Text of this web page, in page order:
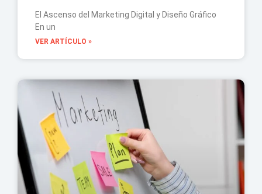
El Ascenso del Marketing Digital y Diseño Gráfico
En un
VER ARTÍCULO »